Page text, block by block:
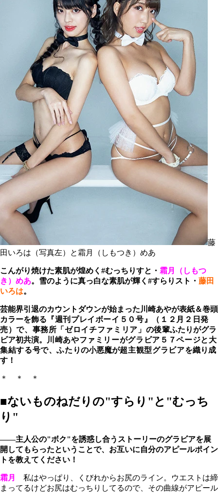
藤
田いろは（写真左）と霜月（しもつき）めあ
こんがり焼けた素肌が煌めく#むっちりすと・ 霜月（しもつ
き）めあ。雪のように真っ白な素肌が輝く#すらりスト・ 藤田
いろは。
芸能界引退のカウントダウンが始まった川崎あやが表紙＆巻頭
カラーを飾る 『週刊プレイボーイ５０号』（ １２月２日発
売）で、事務所「ゼロイチファミリア」の後輩ふたりがグラ
ビア初共演。
川崎あやファミリーがグラビア５７ページと大
集結する号で、ふたりの小悪魔が超主観型グラビアを織り成
す！
＊ ＊ ＊
■ないものねだりの"すらり"と"むっち
り"
――主人公の"ボク"を誘惑し合うストーリーのグラビアを展
開してもらったということで、お互いに自分のアピールポイン
トを教えてください！
霜月
私はやっぱり、くびれからお尻のライン。ウエストは締
まってるけどお尻はむっちりしてるので、その曲線がアピール